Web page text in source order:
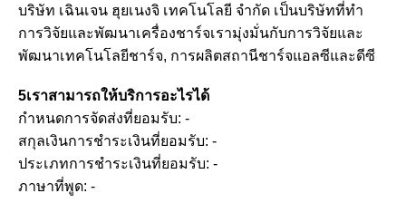
บริษัท เฉินเจน ฮุยเนงจิ เทคโนโลยี จํากัด เป็นบริษัทที่ทํา
การวิจัยและพัฒนาเครื่องชาร์จเรามุ่งมั่นกับการวิจัยและ
พัฒนาเทคโนโลยีชาร์จ, การผลิตสถานีชาร์จแอลซีและดีซี
5เราสามารถให้บริการอะไรได้
กําหนดการจัดส่งที่ยอมรับ: -
สกุลเงินการชําระเงินที่ยอมรับ: -
ประเภทการชําระเงินที่ยอมรับ: -
ภาษาที่พูด: -